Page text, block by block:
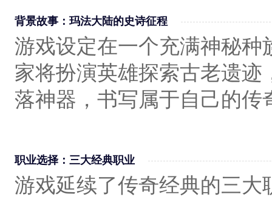
背景故事：玛法大陆的史诗征程
游戏设定在一个充满神秘种
家将扮演英雄探索古老遗
落神器，书写属于自己的传
职业选择：三大经典职业
游戏延续了传奇经典的三大